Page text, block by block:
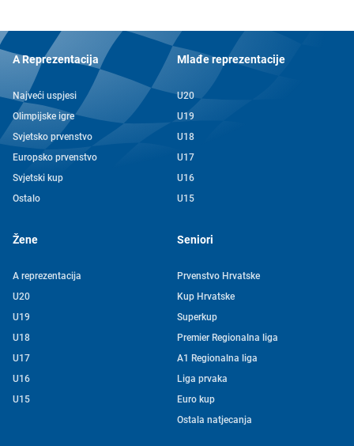
A Reprezentacija
Najveći uspjesi
Olimpijske igre
Svjetsko prvenstvo
Europsko prvenstvo
Svjetski kup
Ostalo
Mlađe reprezentacije
U20
U19
U18
U17
U16
U15
Žene
A reprezentacija
U20
U19
U18
U17
U16
U15
Seniori
Prvenstvo Hrvatske
Kup Hrvatske
Superkup
Premier Regionalna liga
A1 Regionalna liga
Liga prvaka
Euro kup
Ostala natjecanja